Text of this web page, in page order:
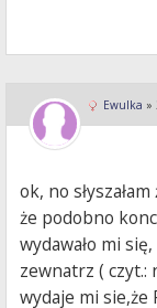
Ewulka »
ok, no
że podobno
wydawało mi
zewnatrz ( czyt.:
wydaje mi sie,że